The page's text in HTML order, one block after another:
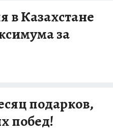
в Казахстане
за
подарков,
побед!